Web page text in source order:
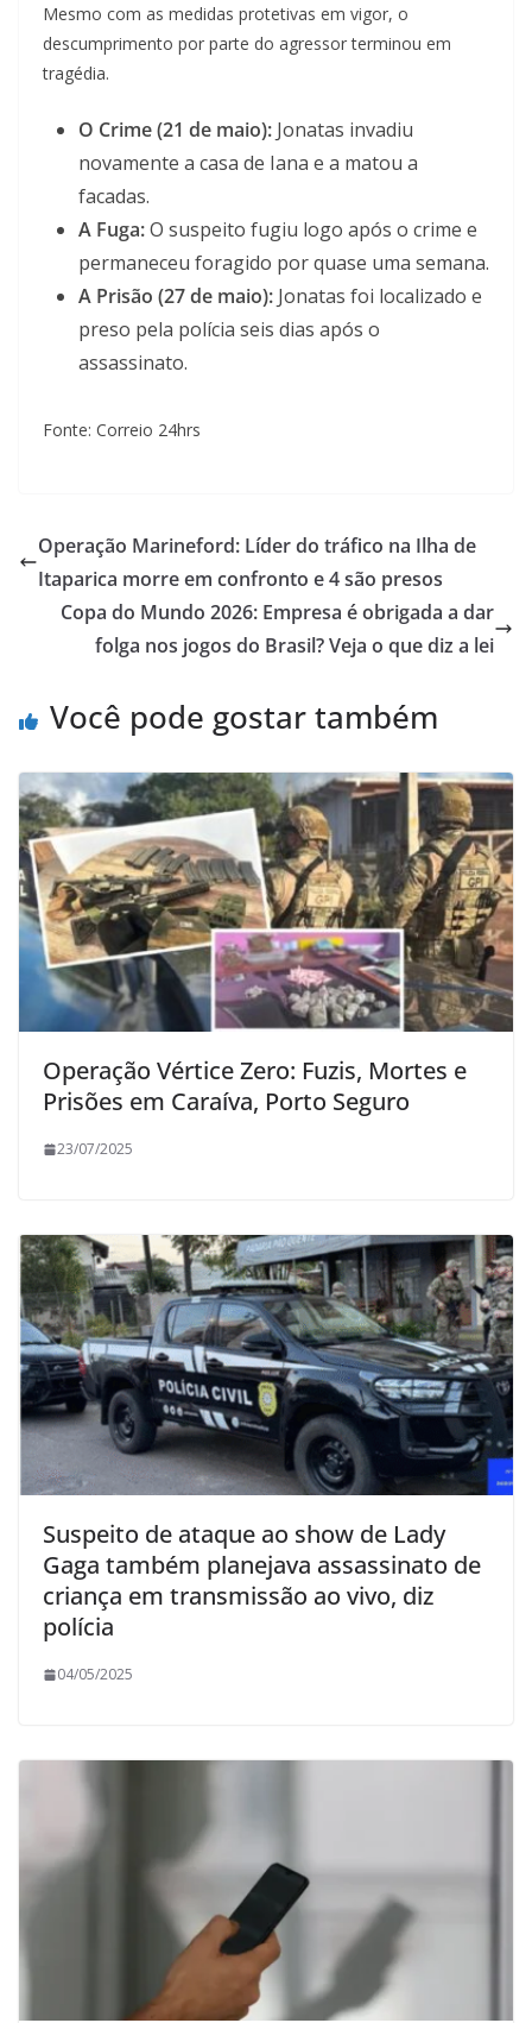
Mesmo com as medidas protetivas em vigor, o
descumprimento por parte do agressor terminou em
tragédia.
O Crime (21 de maio): Jonatas invadiu
novamente a casa de Iana e a matou a
facadas.
A Fuga:O suspeito fugiu logo após o crime e
permaneceu foragido por quase uma semana.
A Prisão (27 de maio): Jonatas foi localizado e
preso pela polícia seis dias após o
assassinato.
Fonte: Correio 24hrs
Operação Marineford: Líder do tráfico na Ilha de
Itaparica morre em confronto e 4 são presos
Copa do Mundo 2026: Empresa é obrigada a dar
folga nos jogos do Brasil? Veja o que diz a lei
Você pode gostar também
Operação Vértice Zero: Fuzis, Mortes e
Prisões em Caraíva, Porto Seguro
23/07/2025
Suspeito de ataque ao show de Lady
Gaga também planejava assassinato de
criança em transmissão ao vivo, diz
polícia
04/05/2025